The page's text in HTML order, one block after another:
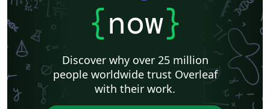
{now}
Discover why over 25 million
people worldwide trust Overleaf
with their work.